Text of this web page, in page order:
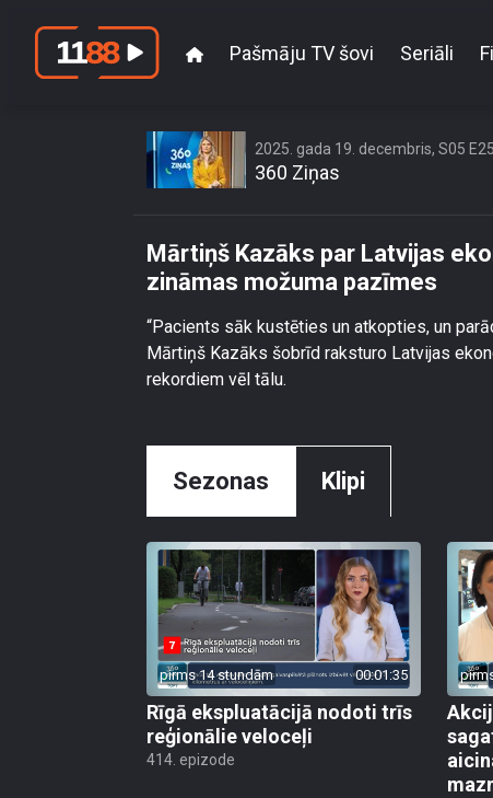
Pašmāju TV šovi Seriāli
2025. gada 19. decembris, S05
360 Ziņas
Mārtiņš Kazāks par Latvijas
zināmas možuma pazīmes
“Pacients sāk kustēties un atkopties, un
Mārtiņš Kazāks šobrīd raksturo Latvijas
rekordiem vēl tālu.
Sezonas Klipi
pirms 14 stundām 00:01:35
Rīgā ekspluatācijā nodoti trīs
reģionālie veloceļi
414. epizode